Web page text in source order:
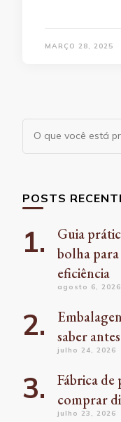
MARÇO 28, 2025
Procurando
algo?
POSTS
Guia
bolha
eficiência
agosto 6, 2026
saber
julho 24, 2026
Fábrica de
comprar
julho 23, 2026